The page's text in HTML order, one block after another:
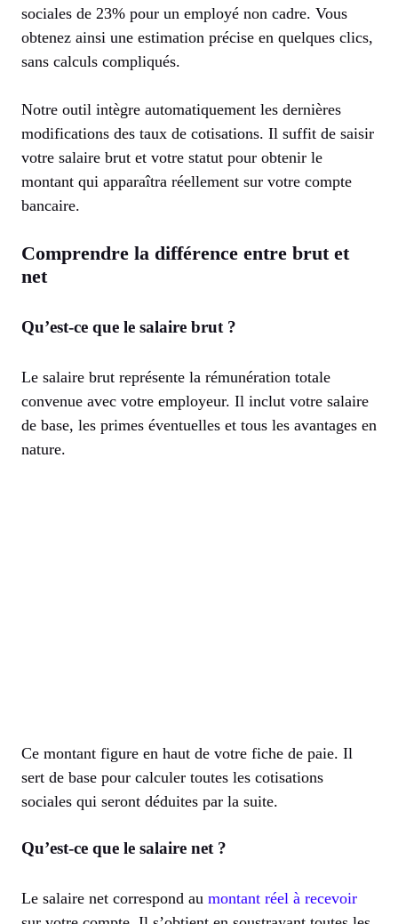
sociales de 23% pour un employé non cadre. Vous
obtenez ainsi une estimation précise en quelques clics,
sans calculs compliqués.
Notre outil intègre automatiquement les dernières
modifications des taux de cotisations. Il suffit de saisir
votre salaire brut et votre statut pour obtenir le
montant qui apparaîtra réellement sur votre compte
bancaire.
Comprendre la différence entre brut et
net
Qu’est-ce que le salaire brut ?
Le salaire brut représente la rémunération totale
convenue avec votre employeur. Il inclut votre salaire
de base, les primes éventuelles et tous les avantages en
nature.
Ce montant figure en haut de votre fiche de paie. Il
sert de base pour calculer toutes les cotisations
sociales qui seront déduites par la suite.
Qu’est-ce que le salaire net ?
Le salaire net correspond au montant réel à recevoir